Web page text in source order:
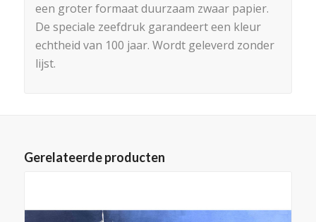
een groter formaat duurzaam zwaar papier.
De speciale zeefdruk garandeert een kleur
echtheid van 100 jaar. Wordt geleverd zonder
lijst.
Gerelateerde producten